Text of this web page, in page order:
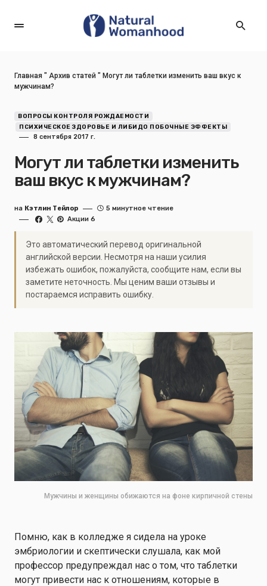
Главная " Архив статей " Могут ли таблетки изменить ваш вкус к
мужчинам?
ВОПРОСЫ КОНТРОЛЯ РОЖДАЕМОСТИ
ПСИХИЧЕСКОЕ ЗДОРОВЬЕ И ЛИБИДО ПОБОЧНЫЕ ЭФФЕКТЫ
8 сентября 2017 г.
Могут ли таблетки изменить
ваш вкус к мужчинам?
на Кэтлин Тейлор
5 минутное чтение
Акции 6
Это автоматический перевод оригинальной
английской версии. Несмотря на наши усилия
избежать ошибок, пожалуйста, сообщите нам, если вы
заметите неточность. Мы ценим ваши отзывы и
постараемся исправить ошибку.
Мужчины и женщины обижаются на фоне кирпичной стены
Помню, как в колледже я сидела на уроке
эмбриологии и скептически слушала, как мой
профессор предупреждал нас о том, что таблетки
могут привести нас к отношениям, которые в